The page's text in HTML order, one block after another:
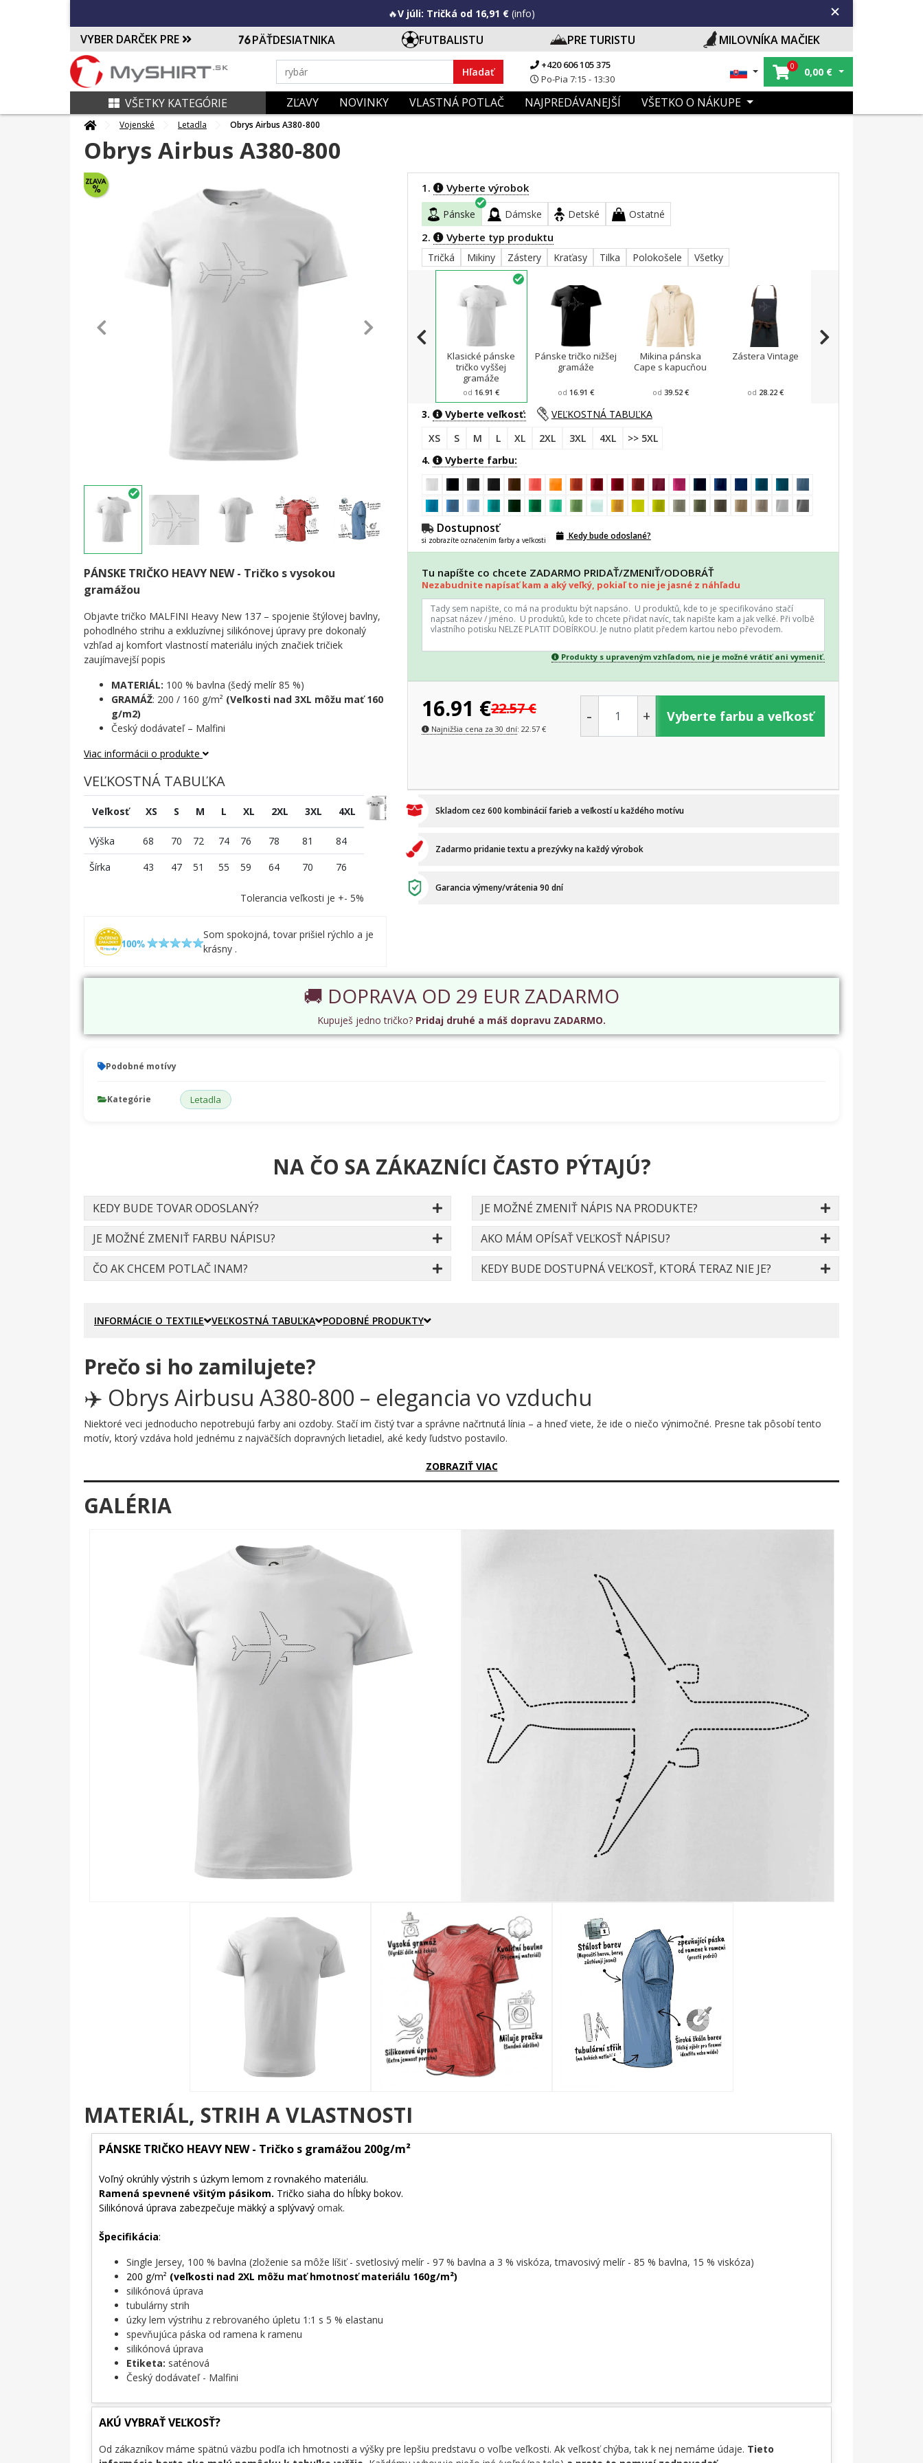
🔥V júli: Tričká od 16,91 € (info)
VYBER DARČEK PRE PÄŤDESIATNIKA FUTBALISTU PRE TURISTU MILOVNÍKA MAČIEK
Hľadať
+420 606 105 375
Po-Pia 7:15 - 13:30
0 0,00 €
VŠETKY KATEGÓRIE ZĽAVY NOVINKY VLASTNÁ POTLAČ NAJPREDÁVANEJŠÍ VŠETKO O NÁKUPE
Vojenské Letadla Obrys Airbus A380-800
Obrys Airbus A380-800
PÁNSKE TRIČKO HEAVY NEW - Tričko s vysokou
gramážou
Objavte tričko MALFINI Heavy New 137 – spojenie štýlovej bavlny,
pohodlného strihu a exkluzívnej silikónovej úpravy pre dokonalý
vzhľad aj komfort vlastností materiálu iných značiek tričiek
zaujímavejší popis
MATERIÁL: 100 % bavlna (šedý melír 85 %)
GRAMÁŽ: 200 / 160 g/m² (Veľkosti nad 3XL môžu mať 160
g/m2)
Český dodávateľ – Malfini
Viac informácii o produkte
VEĽKOSTNÁ TABUĽKA
Veľkosť XS S M L XL 2XL 3XL 4XL
Výška 68 70 72 74 76 78 81
84
Šírka
43 47 51 55 59 64 70 76
Tolerancia veľkosti je +- 5%
Som spokojná, tovar prišiel rýchlo a je
krásny .
1. Vyberte výrobok
Pánske Dámske Detské Ostatné
2. Vyberte typ produktu
Tričká Mikiny Zástery Kraťasy Tilka Polokošele Všetky
Klasické pánske
tričko vyššej
gramáže
od 16.91 €
Pánske tričko nižšej
gramáže
od 16.91 €
Mikina pánska
Cape s kapucňou
od 39.52 €
Zástera Vintage
od 28.22 €
3. Vyberte veľkosť:
VEĽKOSTNÁ TABUĽKA
XS
S M L XL 2XL 3XL 4XL
>> 5XL
4.
Vyberte farbu:
Dostupnosť
si zobrazíte označením farby a veľkosti Kedy bude odoslané?
Tu napíšte co chcete ZADARMO PRIDAŤ/ZMENIŤ/ODOBRÁŤ
Nezabudnite napísať kam a aký veľký, pokiaľ to nie je jasné z náhľadu
Produkty s upraveným vzhľadom, nie je možné vrátiť ani vymeniť.
16.91 €22.57€
Najnižšia cena za 30 dní: 22.57€
- + Vyberte farbu a veľkosť
Skladom cez 600 kombinácií farieb a veľkostí u každého motívu
Zadarmo pridanie textu a prezývky na každý výrobok
Garancia výmeny/vrátenia 90 dní
🚚 DOPRAVA OD 29 EUR ZADARMO
Kupuješ jedno tričko? Pridaj druhé a máš dopravu ZADARMO.
Podobné motívy
Kategórie Letadla
NA ČO SA ZÁKAZNÍCI ČASTO PÝTAJÚ?
KEDY BUDE TOVAR ODOSLANÝ?
JE MOŽNÉ ZMENIŤ FARBU NÁPISU?
ČO AK CHCEM POTLAČ INAM?
JE MOŽNÉ ZMENIŤ NÁPIS NA PRODUKTE?
AKO MÁM OPÍSAŤ VEĽKOSŤ NÁPISU?
KEDY BUDE DOSTUPNÁ VEĽKOSŤ, KTORÁ TERAZ NIE JE?
INFORMÁCIE O TEXTILE VEĽKOSTNÁ TABUĽKA PODOBNÉ PRODUKTY
Prečo si ho zamilujete?
✈️ Obrys Airbusu A380-800 – elegancia vo vzduchu
Niektoré veci jednoducho nepotrebujú farby ani ozdoby. Stačí im čistý tvar a správne načrtnutá línia – a hneď viete, že ide o niečo výnimočné. Presne tak pôsobí tento
motív, ktorý vzdáva hold jednému z najväčších dopravných lietadiel, aké kedy ľudstvo postavilo.
Obrys Airbusu A380-800 je zachytený pohľadom zhora, v podobe prerušovanej čiernej línie, ktorá s precíznosťou technického výkresu sleduje každú hranu trupu, krídel aj
motorových gondol. Silueta pôsobí vzdušne a čisto – bez zbytočného šumu, iba čistá forma stroja, ktorý denne prekonáva tisíce kilometrov nad oblakmi. Je to potlač pre
Komu urobí radosť?
🔥 Nadšencom letectva, ktorí snívajú o kokpite aj v bežný deň
🎯 Každému, kto chce nosiť kúsok neba stále so sebou
Vzlietni s týmto motívom – pretože niektoré sny sa nenosia v hlave, ale na sebe. Pridaj ho do košíka a nechaj svoju vášeň pre lietanie prehovoriť za teba! ✨
ZOBRAZIŤ VIAC
GALÉRIA
MATERIÁL, STRIH A VLASTNOSTI
PÁNSKE TRIČKO HEAVY NEW - Tričko s gramážou 200g/m²
Voľný okrúhly výstrih s úzkym lemom z rovnakého materiálu.
Ramená spevnené všitým pásikom. Tričko siaha do hĺbky bokov.
Silikónová úprava zabezpečuje mäkký a splývavý omak.
Špecifikácia:
Single Jersey, 100 % bavlna (zloženie sa môže líšiť - svetlosivý melír - 97 % bavlna a 3 % viskóza, tmavosivý melír - 85 % bavlna, 15 % viskóza)
200 g/m² (veľkosti nad 2XL môžu mať hmotnosť materiálu 160g/m²)
silikónová úprava
tubulárny strih
úzky lem výstrihu z rebrovaného úpletu 1:1 s 5 % elastanu
spevňujúca páska od ramena k ramenu
silikónová úprava
Etiketa: saténová
Český dodávateľ - Malfini
AKÚ VYBRAŤ VEĽKOSŤ?
Od zákazníkov máme spätnú väzbu podľa ich hmotnosti a výšky pre lepšiu predstavu o voľbe veľkosti. Ak veľkosť chýba, tak k nej nemáme údaje. Tieto